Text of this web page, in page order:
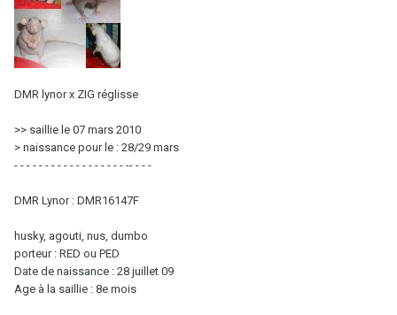
DMR lynor x ZIG réglisse
>> saillie le 07 mars 2010
> naissance pour le : 28/29 mars
- - - - - - - - - - - - - - - - - - -- - - -
DMR Lynor : DMR16147F
husky, agouti, nus, dumbo
porteur : RED ou PED
Date de naissance : 28 juillet 09
Age à la saillie : 8e mois